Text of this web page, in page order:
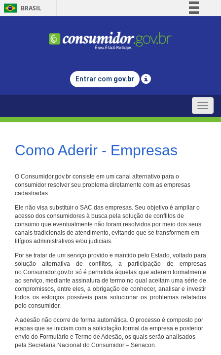
BRASIL
Comunica BR
Legislação
Entrar com gov.br
Toggle
Como Aderir - Empresas
O Consumidor.gov.br consiste em um canal alternativo para o
consumidor resolver seu problema diretamente com as empresas
cadastradas.
Ele não visa substituir o SAC das empresas. Seu objetivo é ampliar o
acesso dos consumidores à busca pela solução de conflitos de
consumo que eventualmente não foram resolvidos por meio dos seus
canais tradicionais de atendimento, evitando que se transformem em
litígios administrativos e/ou judiciais.
Por se tratar de um serviço provido e mantido pelo Estado, voltado para
solução alternativa de conflitos, a participação de empresas
no Consumidor.gov.br só é permitida àquelas que aderem formalmente
ao serviço, mediante assinatura de termo no qual aceitam uma série de
compromissos, entre eles, a obrigação de conhecer, analisar e investir
todos os esforços possíveis para solucionar os problemas relatados
pelo consumidor.
A adesão não ocorre de forma automática. O processo é composto por
etapas que se iniciam com a solicitação formal da empresa e posterior
envio do Formulário e Termo de Adesão, os quais serão analisados
pela Secretaria Nacional do Consumidor – Senacon.